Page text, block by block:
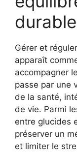
durable
Gérer et
apparaît
accompagner
passe par une
de la santé,
de vie. Parmi
entre glucides
préserver un
et limiter le